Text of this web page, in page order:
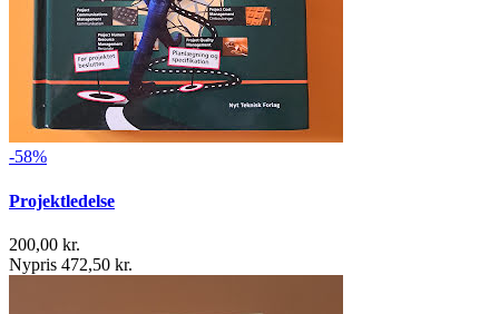
-58%
Projektledelse
200,00 kr.
Nypris 472,50 kr.